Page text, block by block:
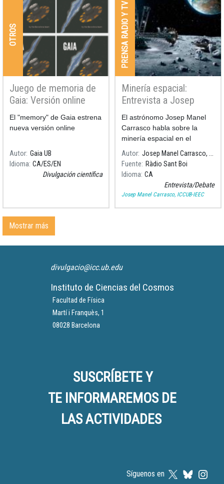
OTROS
Juego de memoria de
Gaia: Versión online
El "memory" de Gaia estrena
nueva versión online
Autor Gaia UB
Idioma CA ES EN
Divulgación científica
PRENSA RADIO Y TV
Minería espacial:
Entrevista a Josep
Manel Carrasco
El astrónomo Josep Manel
Carrasco habla sobre la
minería espacial en el
programa de Ràdio Sant Boi
"La República Santboiana"
Autor
Josep Manel Carrasco, ICCUB-IEEC
Fuente
Ràdio Sant Boi
Idioma CA
Entrevista/Debate
Josep Manel Carrasco, ICCUB-IEEC
Mostrar más
divulgacio@icc.ub.edu
Instituto de Ciencias del Cosmos
Facultad de Física
Martí i Franquès, 1
08028 Barcelona
SUSCRÍBETE Y
TE INFORMAREMOS DE
LAS ACTIVIDADES
Síguenos en